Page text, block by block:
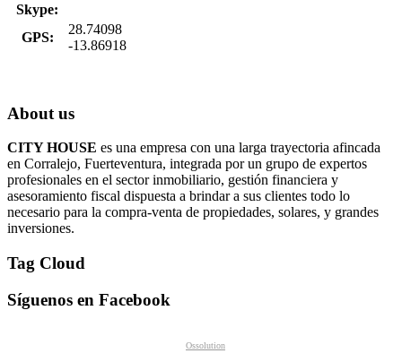
Skype:
GPS:
28.74098
-13.86918
About us
CITY HOUSE es una empresa con una larga trayectoria afincada
en Corralejo, Fuerteventura, integrada por un grupo de expertos
profesionales en el sector inmobiliario, gestión financiera y
asesoramiento fiscal dispuesta a brindar a sus clientes todo lo
necesario para la compra-venta de propiedades, solares, y grandes
inversiones.
Tag Cloud
Síguenos en Facebook
Ossolution